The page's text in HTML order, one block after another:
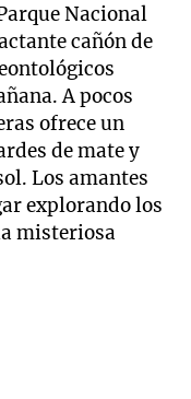
Nacional
cañón de
A pocos
ofrece un
de mate y
Los amantes
explorando los
misteriosa